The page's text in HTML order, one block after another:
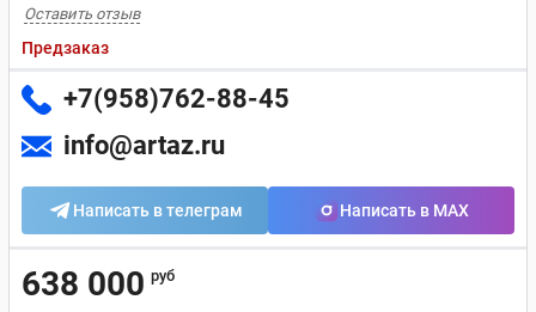
Оставить отзыв
Предзаказ
+7(958)762-88-45
info@artaz.ru
Написать в телеграм Написать в MAX
638 000 руб